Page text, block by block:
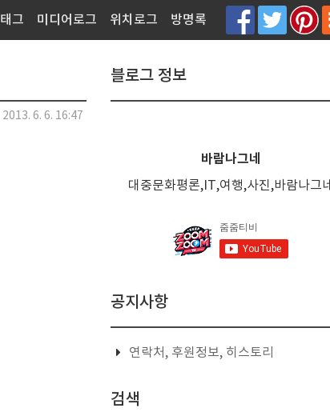
태그 미디어로그 위치로그 방명록
2013. 6. 6. 16:47
블로그 정보
바람나그네
대중문화평론,IT,여행,사진,바람나그네
공지사항
연락처, 후원정보, 히스토리
검색